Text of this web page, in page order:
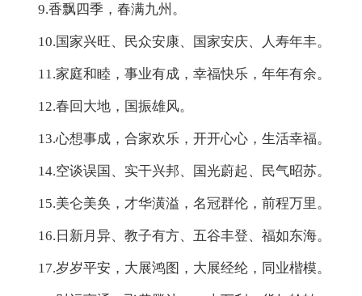
9.香飘四季，春满九州。
10.国家兴旺、民众安康、国家安庆、人寿年丰。
11.家庭和睦，事业有成，幸福快乐，年年有余。
12.春回大地，国振雄风。
13.心想事成，合家欢乐，开开心心，生活幸福。
14.空谈误国、实干兴邦、国光蔚起、民气昭苏。
15.美仑美奂，才华潢溢，名冠群伦，前程万里。
16.日新月异、教子有方、五谷丰登、福如东海。
17.岁岁平安，大展鸿图，大展经纶，同业楷模。